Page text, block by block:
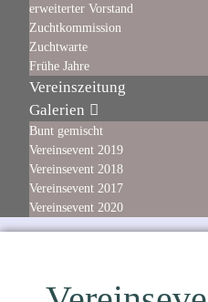
erweiterter Vorstand
Zuchtkommission
Zuchtwarte
Frühe Jahre
Vereinszeitung
Galerien
Bunt gemischt
Vereinsevent 2019
Vereinsevent 2018
Vereinsevent 2017
Vereinsevent 2020